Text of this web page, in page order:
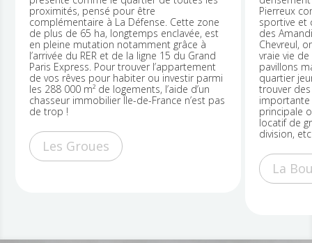
proximités, pensé pour être
complémentaire à La Défense. Cette zone
de plus de 65 ha, longtemps enclavée, est
en pleine mutation notamment grâce à
l’arrivée du RER et de la ligne 15 du Grand
Paris Express. Pour trouver l’appartement
de vos rêves pour habiter ou investir parmi
les 288 000 m² de logements, l’aide d’un
chasseur immobilier Île-de-France n’est pas
de trop !
Les Groues
Pierreux
sportive et
des
Chevreul, on y
vraie vie de
pavillons mais
quartier jeune
trouver des
importante
principale ou
locatif de
division, etc.).
La